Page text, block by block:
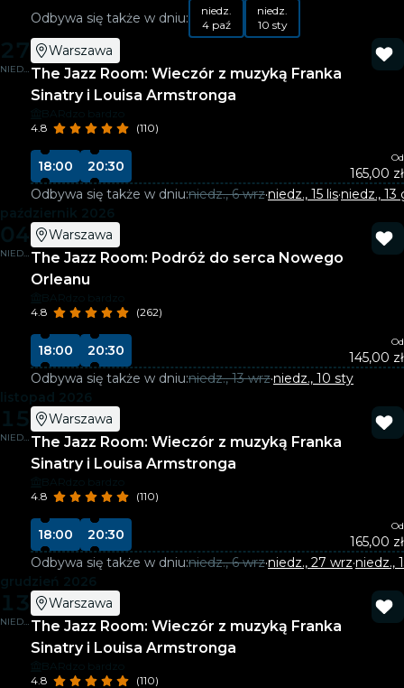
Odbywa się także w dniu:
niedz.
4 paź
niedz.
10 sty
27
NIEDZ.
Warszawa
The Jazz Room: Wieczór z muzyką Franka
Sinatry i Louisa Armstronga
BARdzo bardzo
4.8
(110)
18:00 20:30
Od
165,00 zł
Odbywa się także w dniu:niedz., 6 wrz·niedz., 15 lis·niedz., 13
październik 2026
04
NIEDZ.
Warszawa
The Jazz Room: Podróż do serca Nowego
Orleanu
BARdzo bardzo
4.8
(262)
18:00 20:30
Od
145,00 zł
Odbywa się także w dniu:niedz., 13 wrz·niedz., 10 sty
listopad 2026
15
NIEDZ.
Warszawa
The Jazz Room: Wieczór z muzyką Franka
Sinatry i Louisa Armstronga
BARdzo bardzo
4.8
(110)
18:00 20:30
Od
165,00 zł
Odbywa się także w dniu:niedz., 6 wrz·niedz., 27 wrz·niedz.,
grudzień 2026
13
NIEDZ.
Warszawa
The Jazz Room: Wieczór z muzyką Franka
Sinatry i Louisa Armstronga
BARdzo bardzo
4.8
(110)